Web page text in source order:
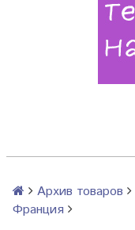
Архив товаров
Франция